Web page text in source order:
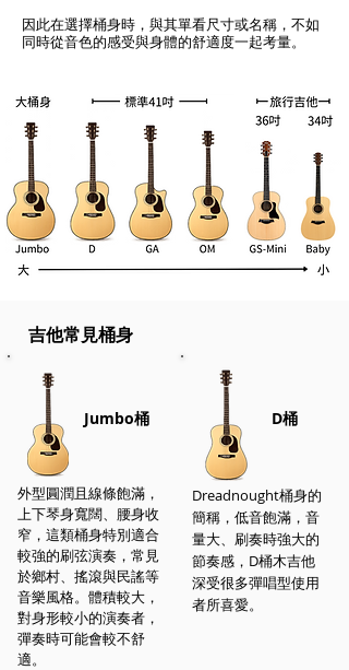
因此在選擇桶身時，與其單看尺寸或名稱，不如
同時從音色的感受與身體的舒適度一起考量。
吉他常見桶身
Jumbo桶
外型圓潤且線條飽滿，
上下琴身寬闊、腰身收
窄，這類桶身特別適合
較強的刷弦演奏，常見
於鄉村、搖滾與民謠等
音樂風格。體積較大，
對身形較小的演奏者，
彈奏時可能會較不舒
適。
D桶
Dreadnought桶身的
簡稱，低音飽滿，音
量大、刷奏時強大的
節奏感，D桶木吉他
深受很多彈唱型使用
者所喜愛。